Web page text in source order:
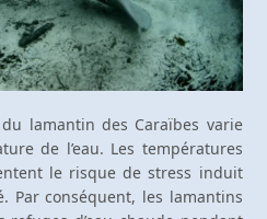
lamantin des Caraïbes varie
de l’eau. Les températures
le risque de stress induit
Par conséquent, les lamantins